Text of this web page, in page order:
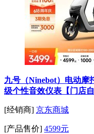
九号（Ninebot）电动摩
级个性音效仪表【门店
[经销商] 京东商城
[产品售价] 4599元